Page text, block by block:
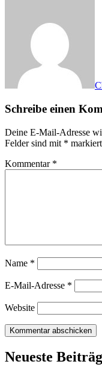
Schreibe einen
Deine E-Mail-Adresse
Felder sind mit * markiert
Kommentar *
Name *
E-Mail-Adresse *
Website
Neueste